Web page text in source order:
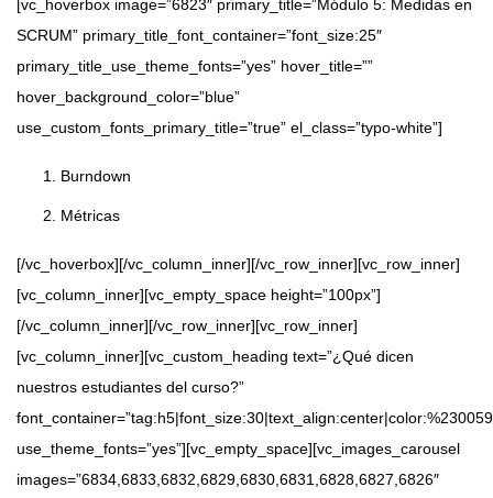
[vc_hoverbox image=”6823″ primary_title=”Módulo 5: Medidas en
SCRUM” primary_title_font_container=”font_size:25″
primary_title_use_theme_fonts=”yes” hover_title=””
hover_background_color=”blue”
use_custom_fonts_primary_title=”true” el_class=”typo-white”]
Burndown
Métricas
[/vc_hoverbox][/vc_column_inner][/vc_row_inner][vc_row_inner]
[vc_column_inner][vc_empty_space height=”100px”]
[/vc_column_inner][/vc_row_inner][vc_row_inner]
[vc_column_inner][vc_custom_heading text=”¿Qué dicen
nuestros estudiantes del curso?”
use_theme_fonts=”yes”][vc_empty_space][vc_images_carousel
images=”6834,6833,6832,6829,6830,6831,6828,6827,6826″